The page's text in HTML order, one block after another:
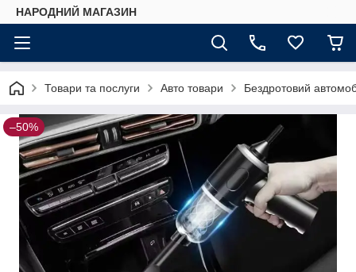
НАРОДНИЙ МАГАЗИН
Товари та послуги Авто товари Бездротовий
–50%